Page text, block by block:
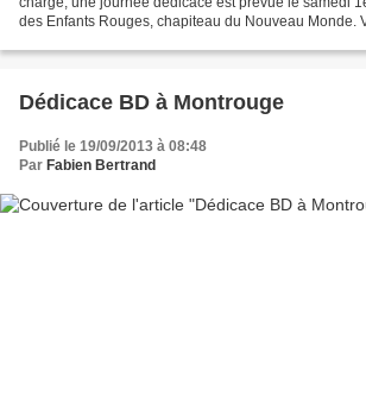
des Enfants Rouges, chapiteau du Nouveau Monde.
Dédicace BD à Montrouge
Publié le 19/09/2013 à 08:48
Par Fabien Bertrand